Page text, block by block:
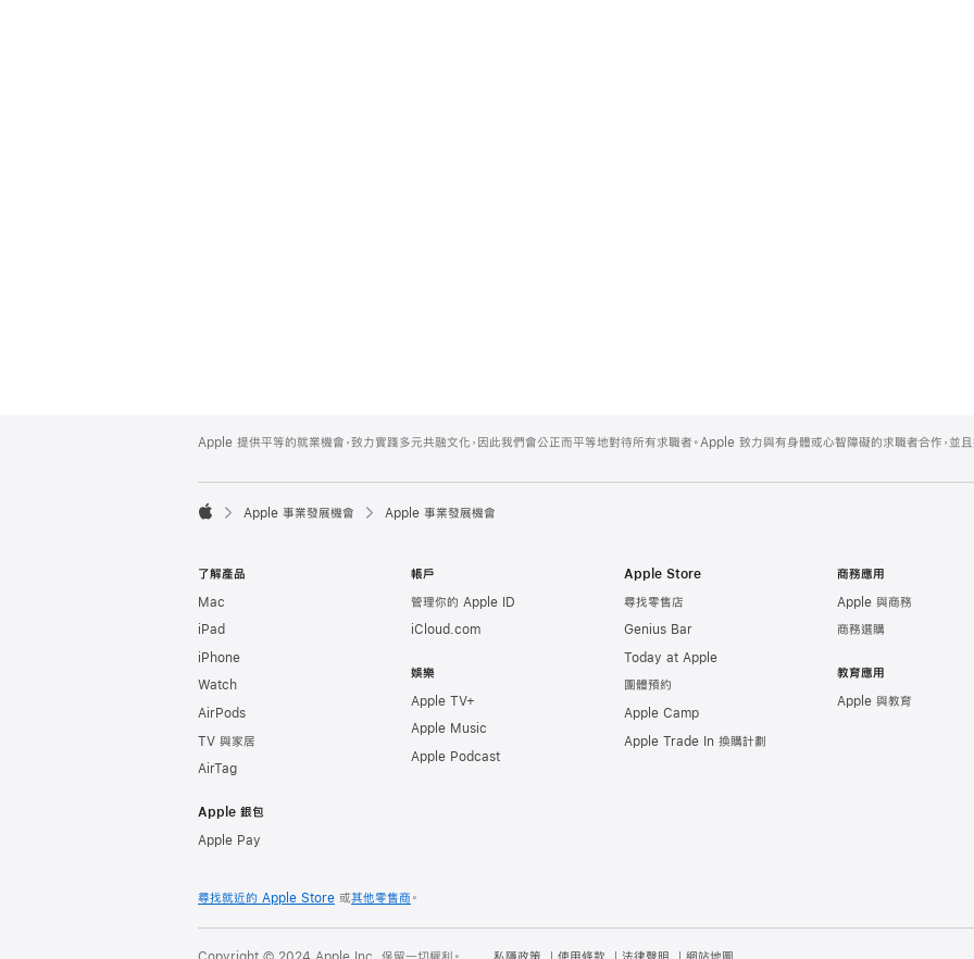
Footer
Apple 提供平等的就業機會，致力實踐多元共融文化，因此我們會公正而平等地對待所有求職者。Apple 致力與有身體或心智障礙的求職者合作，並且

Apple 事業發展機會 Apple 事業發展機會
了解產品
Mac
iPad
iPhone
Watch
AirPods
TV 與家居
AirTag
Apple 銀包
Apple Pay
帳戶
管理你的 Apple ID
iCloud.com
娛樂
Apple TV+
Apple Music
Apple Podcast
Apple Store
尋找零售店
Genius Bar
Today at Apple
團體預約
Apple Camp
Apple Trade In 換購計劃
商務應用
Apple 與商務
商務選購
教育應用
Apple 與教育
尋找就近的 Apple Store 或其他零售商 。